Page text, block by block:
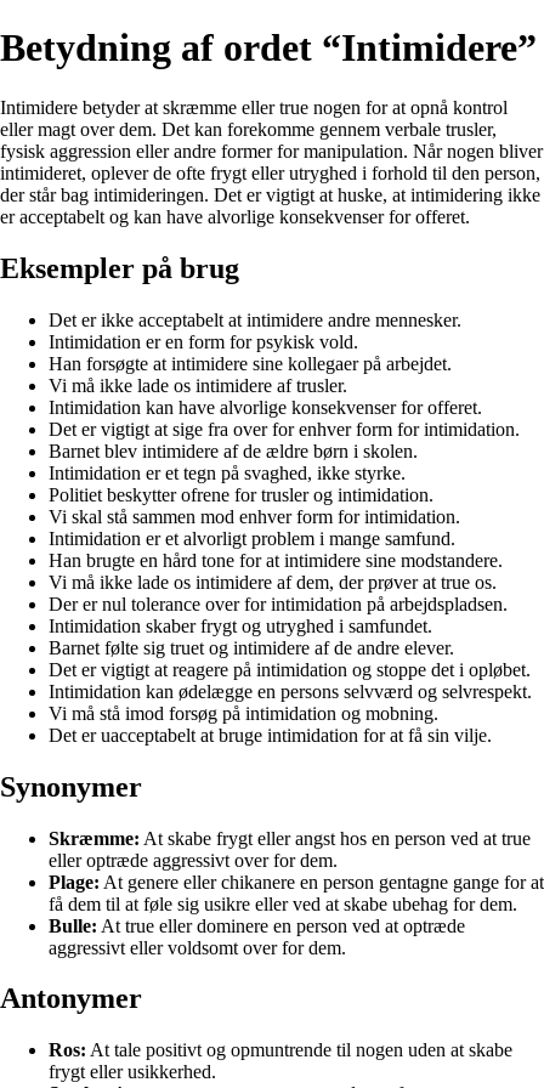
Betydning af ordet “Intimidere”
Intimidere betyder at skræmme eller true nogen for at opnå kontrol
eller magt over dem. Det kan forekomme gennem verbale trusler,
fysisk aggression eller andre former for manipulation. Når nogen bliver
intimideret, oplever de ofte frygt eller utryghed i forhold til den person,
der står bag intimideringen. Det er vigtigt at huske, at intimidering ikke
er acceptabelt og kan have alvorlige konsekvenser for offeret.
Eksempler på brug
Det er ikke acceptabelt at intimidere andre mennesker.
Intimidation er en form for psykisk vold.
Han forsøgte at intimidere sine kollegaer på arbejdet.
Vi må ikke lade os intimidere af trusler.
Intimidation kan have alvorlige konsekvenser for offeret.
Det er vigtigt at sige fra over for enhver form for intimidation.
Barnet blev intimidere af de ældre børn i skolen.
Intimidation er et tegn på svaghed, ikke styrke.
Politiet beskytter ofrene for trusler og intimidation.
Vi skal stå sammen mod enhver form for intimidation.
Intimidation er et alvorligt problem i mange samfund.
Han brugte en hård tone for at intimidere sine modstandere.
Vi må ikke lade os intimidere af dem, der prøver at true os.
Der er nul tolerance over for intimidation på arbejdspladsen.
Intimidation skaber frygt og utryghed i samfundet.
Barnet følte sig truet og intimidere af de andre elever.
Det er vigtigt at reagere på intimidation og stoppe det i opløbet.
Intimidation kan ødelægge en persons selvværd og selvrespekt.
Vi må stå imod forsøg på intimidation og mobning.
Det er uacceptabelt at bruge intimidation for at få sin vilje.
Synonymer
Skræmme: At skabe frygt eller angst hos en person ved at true
eller optræde aggressivt over for dem.
Plage: At genere eller chikanere en person gentagne gange for at
få dem til at føle sig usikre eller ved at skabe ubehag for dem.
Bulle: At true eller dominere en person ved at optræde
aggressivt eller voldsomt over for dem.
Antonymer
Ros: At tale positivt og opmuntrende til nogen uden at skabe
frygt eller usikkerhed.